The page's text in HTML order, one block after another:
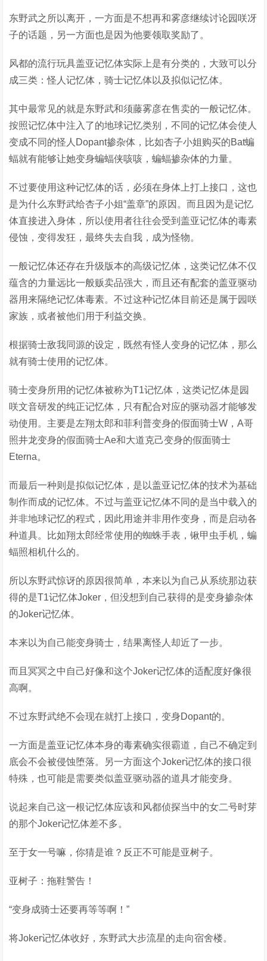
东野武之所以离开，一方面是不想再和雾彦继续讨论园咲冴
子的话题，另一方面也是因为他要领取奖励了。
风都的流行玩具盖亚记忆体实际上是有分类的，大致可以分
成三类：怪人记忆体，骑士记忆体以及拟似记忆体。
其中最常见的就是东野武和须藤雾彦在售卖的一般记忆体。
按照记忆体中注入了的地球记忆类别，不同的记忆体会使人
变成不同的怪人Dopant掺杂体，比如杏子小姐购买的Bat蝙
蝠就有能够让她变身蝙蝠侠咳咳，蝙蝠掺杂体的力量。
不过要使用这种记忆体的话，必须在身体上打上接口，这也
是为什么东野武给杏子小姐“盖章”的原因。而且因为是记忆
体直接进入身体，所以使用者往往会受到盖亚记忆体的毒素
侵蚀，变得发狂，最终失去自我，成为怪物。
一般记忆体还存在升级版本的高级记忆体，这类记忆体不仅
蕴含的力量远比一般贩卖品强大，而且还有配套的盖亚驱动
器用来隔绝记忆体毒素。不过这种记忆体目前还是属于园咲
家族，或者被他们用于利益交换。
根据骑士敌我同源的设定，既然有怪人变身的记忆体，那么
就有骑士使用的记忆体。
骑士变身所用的记忆体被称为T1记忆体，这类记忆体是园
咲文音研发的纯正记忆体，只有配合对应的驱动器才能够发
动使用。主要是左翔太郎和菲利普变身的假面骑士W，A哥
照井龙变身的假面骑士Ae和大道克己变身的假面骑士
Eterna。
而最后一种则是拟似记忆体，是以盖亚记忆体的技术为基础
制作而成的记忆体。不过与盖亚记忆体不同的是当中载入的
并非地球记忆的程式，因此用途并非用作变身，而是启动各
种道具。比如翔太郎经常使用的蜘蛛手表，锹甲虫手机，蝙
蝠照相机什么的。
所以东野武惊讶的原因很简单，本来以为自己从系统那边获
得的是T1记忆体Joker，但没想到自己获得的是变身掺杂体
的Joker记忆体。
本来以为自己能变身骑士，结果离怪人却近了一步。
而且冥冥之中自己好像和这个Joker记忆体的适配度好像很
高啊。
不过东野武绝不会现在就打上接口，变身Dopant的。
一方面是盖亚记忆体本身的毒素确实很霸道，自己不确定到
底会不会被侵蚀堕落。另一方面这个Joker记忆体的接口很
特殊，也可能是需要类似盖亚驱动器的道具才能变身。
说起来自己这一根记忆体应该和风都侦探当中的女二号时芽
的那个Joker记忆体差不多。
至于女一号嘛，你猜是谁？反正不可能是亚树子。
亚树子：拖鞋警告！
“变身成骑士还要再等等啊！”
将Joker记忆体收好，东野武大步流星的走向宿舍楼。